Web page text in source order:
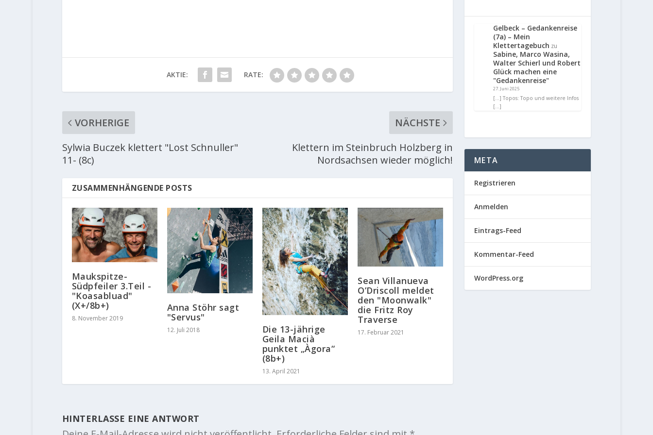
AKTIE: RATE:
VORHERIGE
Sylwia Buczek klettert "Lost Schnuller"
11- (8c)
NÄCHSTE
Klettern im Steinbruch Holzberg in
Nordsachsen wieder möglich!
ZUSAMMENHÄNGENDE POSTS
Maukspitze-
Südpfeiler 3.Teil -
"Koasabluad"
(X+/8b+)
8. November 2019
Anna Stöhr sagt
"Servus"
12. Juli 2018
Die 13-jährige
Geila Macià
punktet „Àgora“
(8b+)
13. April 2021
Sean Villanueva
O’Driscoll meldet
den "Moonwalk"
die Fritz Roy
Traverse
17. Februar 2021
HINTERLASSE EINE ANTWORT
Gelbeck – Gedankenreise
(7a) – Mein
Klettertagebuch zu
Sabine, Marco Wasina,
Walter Schierl und Robert
Glück machen eine
"Gedankenreise"
27. Juni 2025
[…] Topos: Topo und weitere Infos
[…]
META
Registrieren
Anmelden
Eintrags-Feed
Kommentar-Feed
WordPress.org